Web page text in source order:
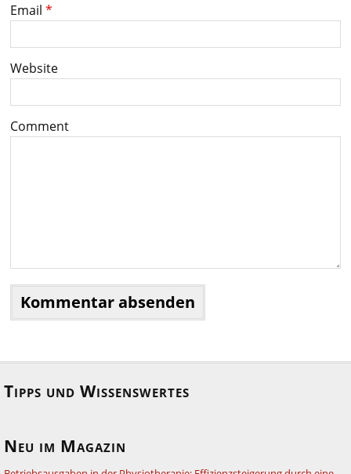
Email *
Website
Comment
Tipps und Wissenswertes
Neu im Magazin